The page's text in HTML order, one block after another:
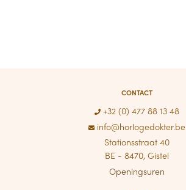
CONTACT
+32 (0) 477 88 13 48
info@horlogedokter.be
Stationsstraat 40
BE - 8470, Gistel
Openingsuren